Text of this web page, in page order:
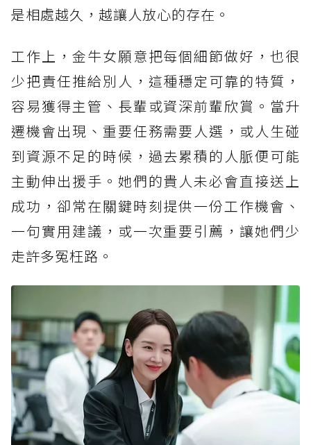
是相處越久，越讓人放心的存在。
工作上，金牛女願意把每個細節做好，也很
少把責任推給別人，這種穩定可靠的特質，
容易獲得主管、長輩或資深前輩欣賞。當升
遷機會出現、重要任務需要人選，或人生碰
到資源不足的時候，過去累積的人脈便可能
主動伸出援手。她們的貴人未必會直接送上
成功，卻常在關鍵時刻提供一份工作機會、
一句實用建議，或一次重要引薦，讓她們少
走許多冤枉路。